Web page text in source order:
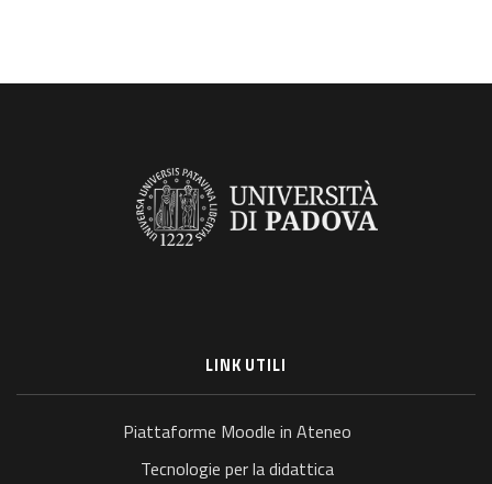
LINK UTILI
Piattaforme Moodle in Ateneo
Tecnologie per la didattica